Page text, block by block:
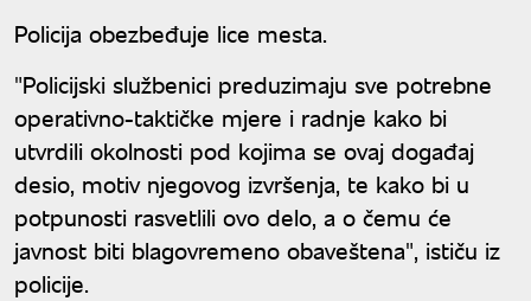
Policija obezbeđuje lice mesta.
"Policijski službenici preduzimaju sve potrebne
operativno-taktičke mjere i radnje kako bi
utvrdili okolnosti pod kojima se ovaj događaj
desio, motiv njegovog izvršenja, te kako bi u
potpunosti rasvetlili ovo delo, a o čemu će
javnost biti blagovremeno obaveštena", ističu iz
policije.